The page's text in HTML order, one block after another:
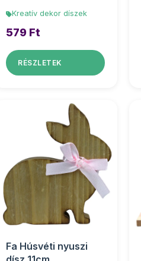
Kreatív dekor díszek
579 Ft
RÉSZLETEK
Fa Húsvéti nyuszi